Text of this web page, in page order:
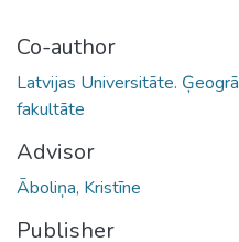
Co-author
Latvijas Universitāte.
fakultāte
Advisor
Āboliņa, Kristīne
Publisher